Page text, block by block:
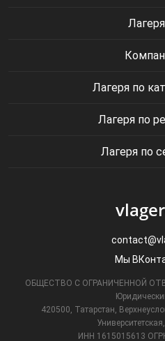
Лагеря по
Лагеря по
Лагеря по
Мы
ОБЩЕСТВО С ОГРАНИЧЕННОЙ
420500, Татарстан,
Университетская,
ИНН 1615015613